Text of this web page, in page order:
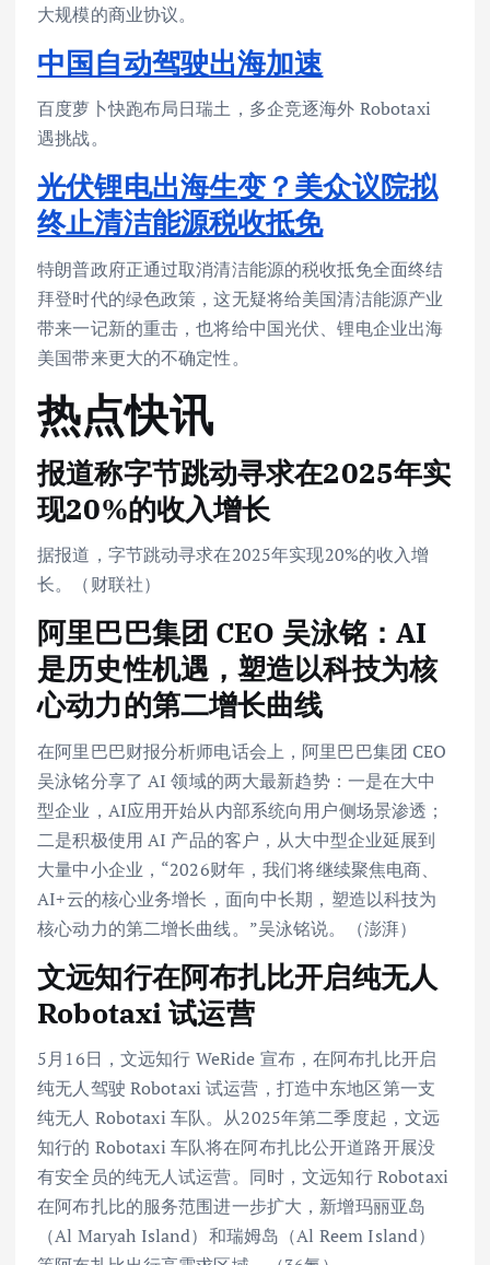
大规模的商业协议。
中国自动驾驶出海加速
百度萝卜快跑布局日瑞土，多企竞逐海外 Robotaxi
遇挑战。
光伏锂电出海生变？美众议院拟
终止清洁能源税收抵免
特朗普政府正通过取消清洁能源的税收抵免全面终结
拜登时代的绿色政策，这无疑将给美国清洁能源产业
带来一记新的重击，也将给中国光伏、锂电企业出海
美国带来更大的不确定性。
热点快讯
报道称字节跳动寻求在2025年实
现20%的收入增长
据报道，字节跳动寻求在2025年实现20%的收入增
长。（财联社）
阿里巴巴集团 CEO 吴泳铭：AI
是历史性机遇，塑造以科技为核
心动力的第二增长曲线
在阿里巴巴财报分析师电话会上，阿里巴巴集团 CEO
吴泳铭分享了 AI 领域的两大最新趋势：一是在大中
型企业，AI应用开始从内部系统向用户侧场景渗透；
二是积极使用 AI 产品的客户，从大中型企业延展到
大量中小企业，“2026财年，我们将继续聚焦电商、
AI+云的核心业务增长，面向中长期，塑造以科技为
核心动力的第二增长曲线。”吴泳铭说。（澎湃）
文远知行在阿布扎比开启纯无人
Robotaxi 试运营
5月16日，文远知行 WeRide 宣布，在阿布扎比开启
纯无人驾驶 Robotaxi 试运营，打造中东地区第一支
纯无人 Robotaxi 车队。从2025年第二季度起，文远
知行的 Robotaxi 车队将在阿布扎比公开道路开展没
有安全员的纯无人试运营。同时，文远知行 Robotaxi
在阿布扎比的服务范围进一步扩大，新增玛丽亚岛
（Al Maryah Island）和瑞姆岛（Al Reem Island）